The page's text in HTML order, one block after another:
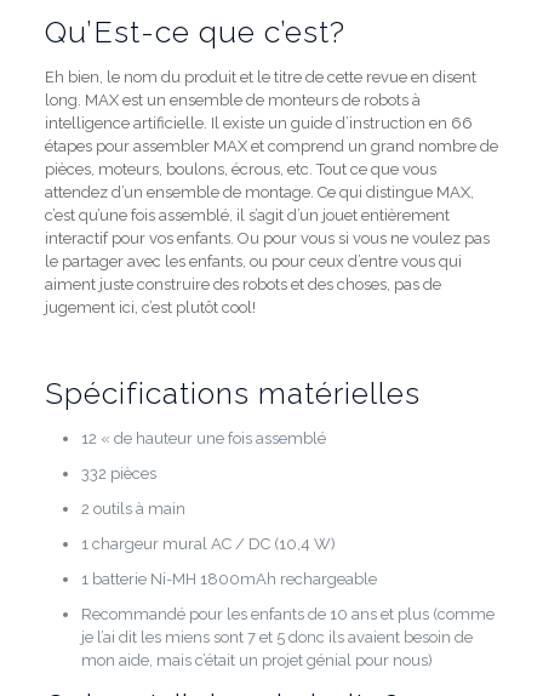
Qu’Est-ce que c’est?
Eh bien, le nom du produit et le titre de cette revue en disent
long. MAX est un ensemble de monteurs de robots à
intelligence artificielle. Il existe un guide d’instruction en 66
étapes pour assembler MAX et comprend un grand nombre de
pièces, moteurs, boulons, écrous, etc. Tout ce que vous
attendez d’un ensemble de montage. Ce qui distingue MAX,
c’est qu’une fois assemblé, il s’agit d’un jouet entièrement
interactif pour vos enfants. Ou pour vous si vous ne voulez pas
le partager avec les enfants, ou pour ceux d’entre vous qui
aiment juste construire des robots et des choses, pas de
jugement ici, c’est plutôt cool!
Spécifications matérielles
12 « de hauteur une fois assemblé
332 pièces
2 outils à main
1 chargeur mural AC / DC (10,4 W)
1 batterie Ni-MH 1800mAh rechargeable
Recommandé pour les enfants de 10 ans et plus (comme
je l’ai dit les miens sont 7 et 5 donc ils avaient besoin de
mon aide, mais c’était un projet génial pour nous)